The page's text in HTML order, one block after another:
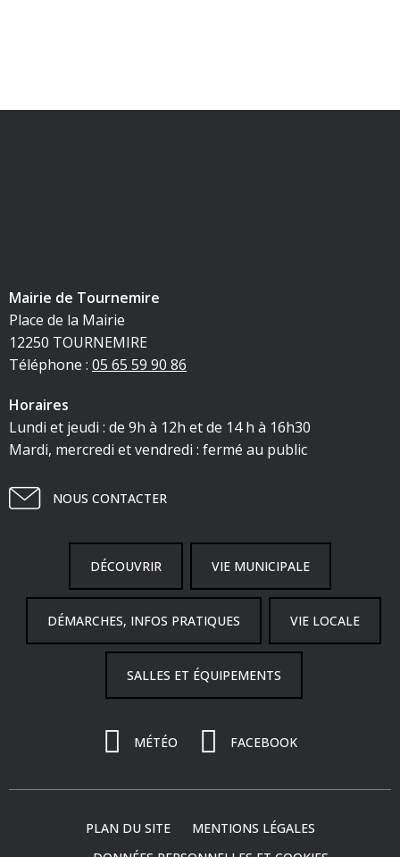
Mairie de Tournemire
Place de la Mairie
12250 TOURNEMIRE
Téléphone : 05 65 59 90 86
Horaires
Lundi et jeudi : de 9h à 12h et de 14 h à 16h30
Mardi, mercredi et vendredi : fermé au public
NOUS CONTACTER
DÉCOUVRIR VIE MUNICIPALE
DÉMARCHES, INFOS PRATIQUES VIE LOCALE
SALLES ET ÉQUIPEMENTS
MÉTÉO FACEBOOK
PLAN DU SITE
MENTIONS LÉGALES